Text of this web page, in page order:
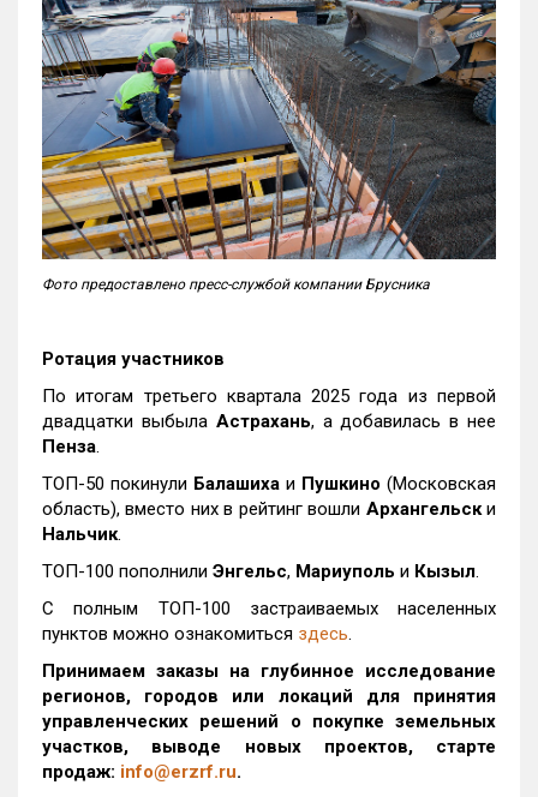
Фото предоставлено пресс-службой компании Брусника
Ротация участников
По итогам третьего квартала 2025 года из первой
двадцатки выбыла Астрахань, а добавилась в нее
Пенза.
ТОП-50 покинули Балашиха и Пушкино (Московская
область), вместо них в рейтинг вошли Архангельски
Нальчик.
ТОП-100 пополнили Энгельс, Мариуполь и Кызыл.
С полным ТОП-100 застраиваемых населенных
пунктов можно ознакомиться здесь.
Принимаем заказы на глубинное исследование
регионов, городов или локаций для принятия
управленческих решений о покупке земельных
участков, выводе новых проектов, старте
продаж: info@erzrf.ru.